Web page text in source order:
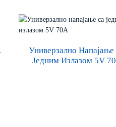
Универзално
Једним Излазом 5V